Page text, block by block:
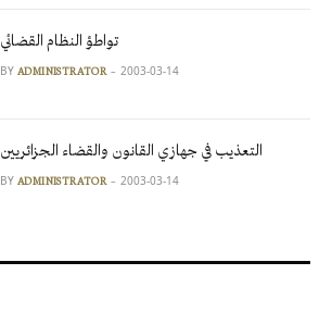
تواطؤ النظام القضائي
BY ADMINISTRATOR 2003-03-14
التعذيب في جهازي القانون والقضاء الجزائريين
BY ADMINISTRATOR 2003-03-14